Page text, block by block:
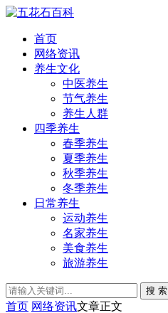
首页
网络资讯
养生文化
中医养生
节气养生
养生人群
四季养生
春季养生
夏季养生
秋季养生
冬季养生
日常养生
运动养生
名家养生
美食养生
旅游养生
搜 索
首页 网络资讯文章正文